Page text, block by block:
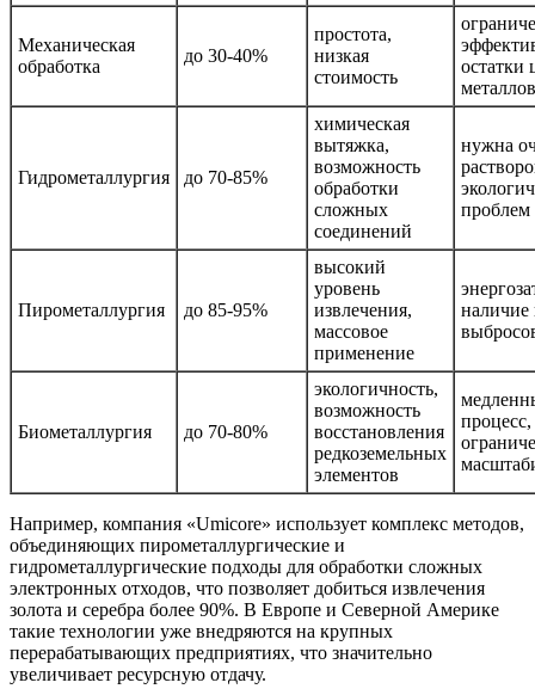
Механическая
обработка
до 30-40%
простота,
низкая
стоимость
остатки
металлов
Гидрометаллургия до 70-85%
химическая
вытяжка,
возможность
обработки
сложных
соединений
нужна
проблем
Пирометаллургия до 85-95%
высокий
уровень
извлечения,
массовое
применение
наличие
Биометаллургия до 70-80%
экологичность,
возможность
восстановления
редкоземельных
элементов
процесс,
Например, компания «Umicore» использует комплекс методов,
объединяющих пирометаллургические и
гидрометаллургические подходы для обработки сложных
электронных отходов, что позволяет добиться извлечения
золота и серебра более 90%. В Европе и Северной Америке
такие технологии уже внедряются на крупных
перерабатывающих предприятиях, что значительно
увеличивает ресурсную отдачу.